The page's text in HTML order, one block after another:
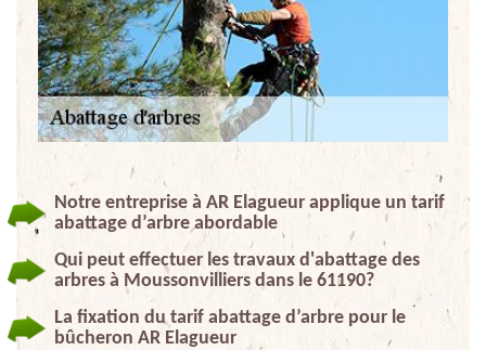
Notre entreprise à AR Elagueur applique un tarif
abattage d’arbre abordable
Qui peut effectuer les travaux d'abattage des
arbres à Moussonvilliers dans le 61190?
La fixation du tarif abattage d’arbre pour le
bûcheron AR Elagueur